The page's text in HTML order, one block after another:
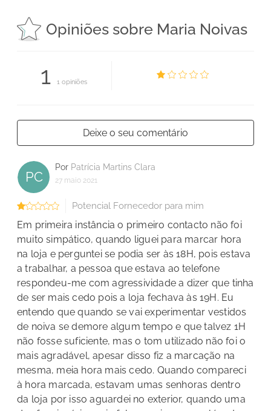
Opiniões sobre Maria Noivas
11 opiniões
Deixe o seu comentário
PC
Por Patrícia Martins Clara
27 maio 2021
Potencial Fornecedor para mim
Em primeira instância o primeiro contacto não foi
muito simpático, quando liguei para marcar hora
na loja e perguntei se podia ser às 18H, pois estava
a trabalhar, a pessoa que estava ao telefone
respondeu-me com agressividade a dizer que tinha
de ser mais cedo pois a loja fechava às 19H. Eu
entendo que quando se vai experimentar vestidos
de noiva se demore algum tempo e que talvez 1H
não fosse suficiente, mas o tom utilizado não foi o
mais agradável, apesar disso fiz a marcação na
mesma, meia hora mais cedo. Quando compareci
à hora marcada, estavam umas senhoras dentro
da loja por isso aguardei no exterior, quando uma